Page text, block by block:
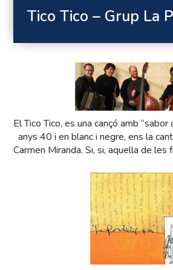
Tico Tico – Grup La
El Tico Tico, es una cançó amb “sabor
anys 40 i en blanc i negre, ens la
Carmen Miranda. Si, si, aquella de les